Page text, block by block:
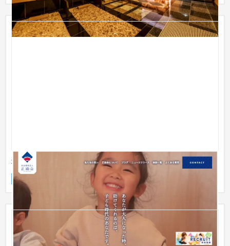
社会福祉法人 正道会
企業サイト 保育園・幼稚園 151〜200万円